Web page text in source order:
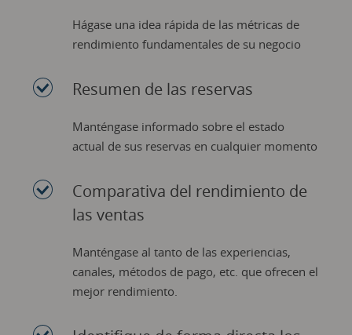
Hágase una idea rápida de las métricas de
rendimiento fundamentales de su negocio
Resumen de las reservas
Manténgase informado sobre el estado
actual de sus reservas en cualquier momento
Comparativa del rendimiento de
las ventas
Manténgase al tanto de las experiencias,
canales, métodos de pago, etc. que ofrecen el
mejor rendimiento.